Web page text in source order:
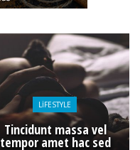
LIFESTYLE
Tincidunt massa vel
tempor amet hac sed